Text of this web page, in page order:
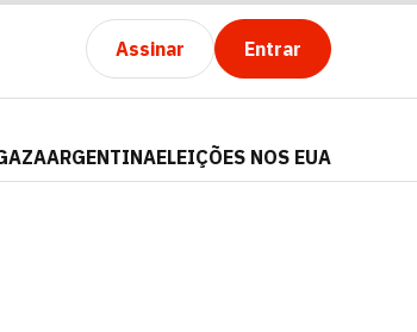
Assinar Entrar
ARGENTINAELEIÇÕES NOS EUA